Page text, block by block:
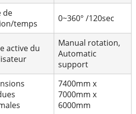
de
temps
0~360° /120sec
active du
Manual rotation,
Automatic
support
7400mm x
7000mm x
6000mm